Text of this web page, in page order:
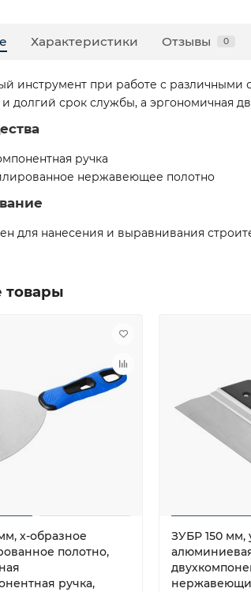
Характеристики Отзывы 0
инструмент при работе с
долгий срок службы, а эргономичная
ручка
нержавеющее полотно
для нанесения и выравнивания
х-образное
полотно,
ручка,
ЗУБР 150 мм,